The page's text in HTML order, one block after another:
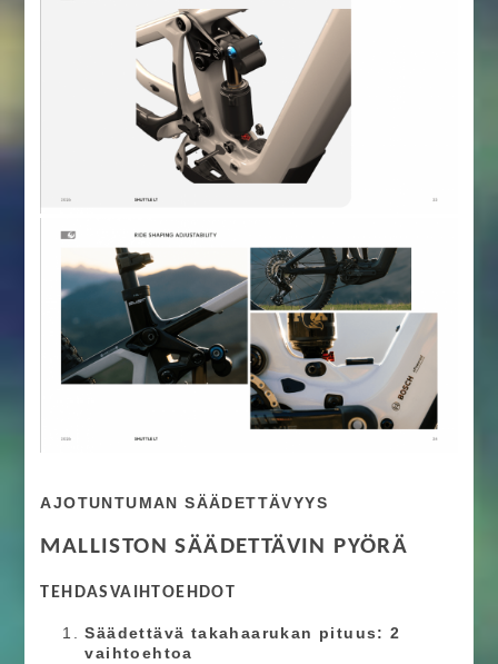
AJOTUNTUMAN SÄÄDETTÄVYYS
MALLISTON SÄÄDETTÄVIN PYÖRÄ
TEHDASVAIHTOEHDOT
Säädettävä takahaarukan pituus: 2
vaihtoehtoa